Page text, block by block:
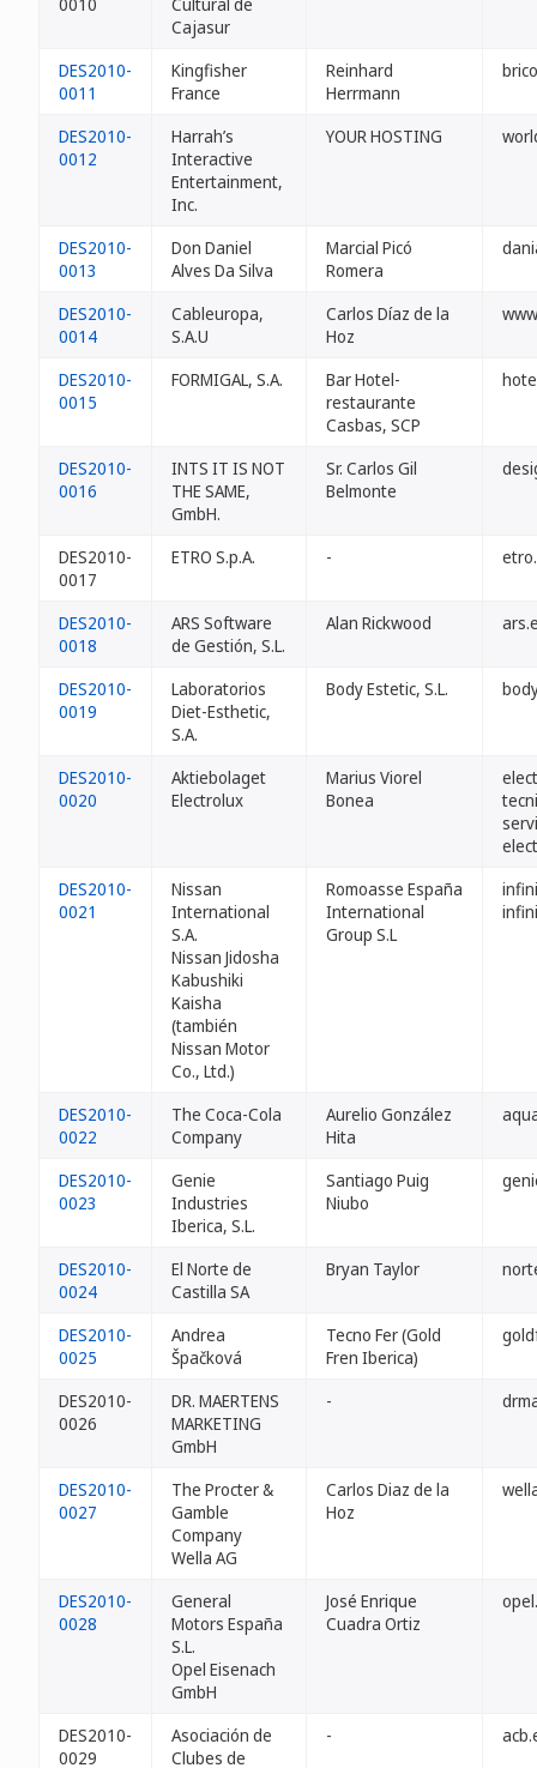
Cajasur
DES2010-
0011
Kingfisher
France
Reinhard
Herrmann
DES2010-
0012
Harrah’s
Interactive
Entertainment,
Inc.
YOUR HOSTING
DES2010-
0013
Don Daniel
Alves Da Silva
Marcial Picó
Romera
DES2010-
0014
Cableuropa,
S.A.U
Carlos Díaz de la
Hoz
DES2010-
0015
FORMIGAL, S.A.
Bar Hotel-
restaurante
Casbas, SCP
DES2010-
0016
INTS IT IS NOT
THE SAME,
GmbH.
Sr. Carlos Gil
Belmonte
DES2010-
0017
ETRO S.p.A. -
DES2010-
0018
ARS Software
de Gestión, S.L.
Alan Rickwood
DES2010-
0019
Laboratorios
Diet-Esthetic,
S.A.
Body Estetic, S.L.
DES2010-
0020
Aktiebolaget
Electrolux
Marius Viorel
Bonea
DES2010-
0021
Nissan
International
S.A.
Nissan Jidosha
Kabushiki
Kaisha
(también
Nissan Motor
Co., Ltd.)
Romoasse España
International
Group S.L
DES2010-
0022
The Coca-Cola
Company
Aurelio González
Hita
DES2010-
0023
Genie
Industries
Iberica, S.L.
Santiago Puig
Niubo
DES2010-
0024
El Norte de
Castilla SA
Bryan Taylor
DES2010-
0025
Andrea
Špačková
Tecno Fer (Gold
Fren Iberica)
DES2010-
0026
DR. MAERTENS
MARKETING
GmbH
-
DES2010-
0027
The Procter &
Gamble
Company
Wella AG
Carlos Diaz de la
Hoz
DES2010-
0028
General
Motors España
S.L.
Opel Eisenach
GmbH
José Enrique
Cuadra Ortiz
DES2010-
0029
Asociación de
Clubes de
-